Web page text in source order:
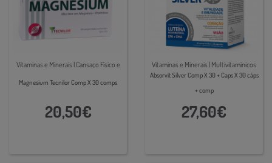
Vitaminas e Minerais | Cansaço Físico e
Magnesium Tecnilor Comp X 30 comps
20,50€
Vitaminas e Minerais | Multivitamínicos
Absorvit Silver Comp X 30 + Caps X 30 cáps
+ comp
27,60€